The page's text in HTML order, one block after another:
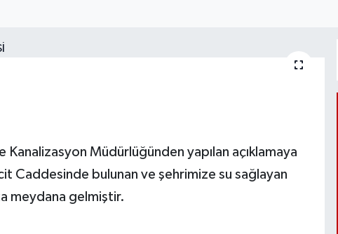
Müdürlüğünden yapılan açıklamaya
Caddesinde bulunan ve şehrimize su sağlayan
meydana gelmiştir.